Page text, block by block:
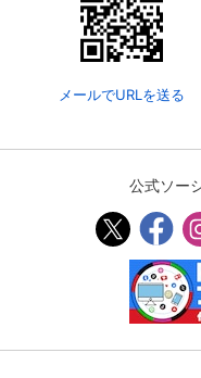
メールでURLを送る
公式ソー